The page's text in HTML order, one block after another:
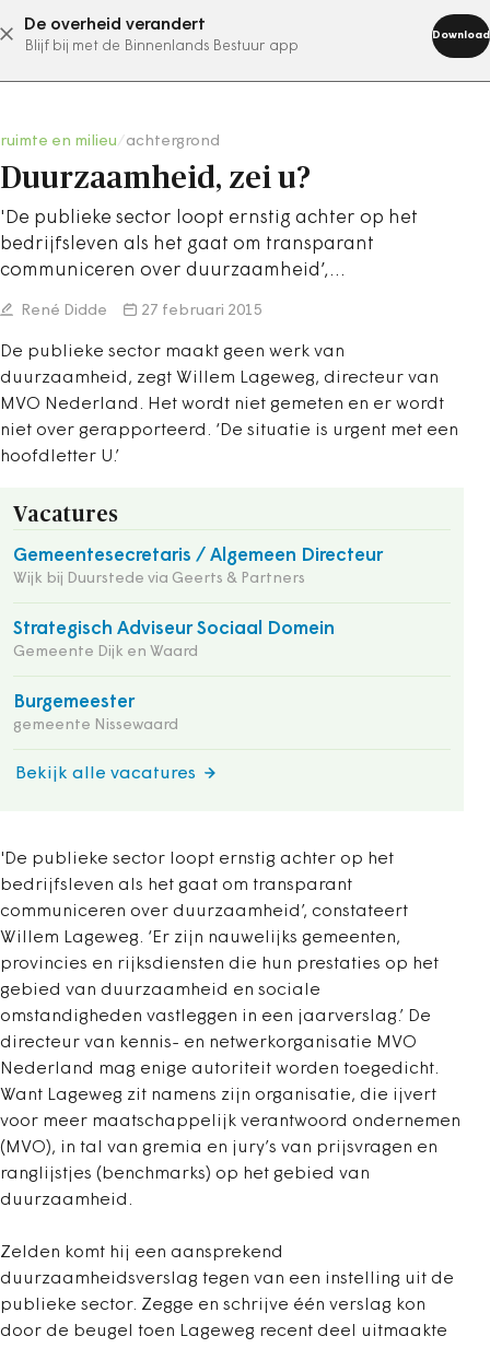
De overheid verandert
Blijf bij met de Binnenlands Bestuur app
Download
abonneer nu
ruimte en milieu achtergrond
Duurzaamheid, zei u?
'De publieke sector loopt ernstig achter op het
bedrijfsleven als het gaat om transparant
communiceren over duurzaamheid’,…
René Didde 27 februari 2015
De publieke sector maakt geen werk van
duurzaamheid, zegt Willem Lageweg, directeur van
MVO Nederland. Het wordt niet gemeten en er wordt
niet over gerapporteerd. ‘De situatie is urgent met een
hoofdletter U.’
Vacatures
Gemeentesecretaris / Algemeen Directeur
Wijk bij Duurstede via Geerts & Partners
Strategisch Adviseur Sociaal Domein
Gemeente Dijk en Waard
Burgemeester
gemeente Nissewaard
Bekijk alle vacatures
'De publieke sector loopt ernstig achter op het
bedrijfsleven als het gaat om transparant
communiceren over duurzaamheid’, constateert
Willem Lageweg. ‘Er zijn nauwelijks gemeenten,
provincies en rijksdiensten die hun prestaties op het
gebied van duurzaamheid en sociale
omstandigheden vastleggen in een jaarverslag.’ De
directeur van kennis- en netwerkorganisatie MVO
Nederland mag enige autoriteit worden toegedicht.
Want Lageweg zit namens zijn organisatie, die ijvert
voor meer maatschappelijk verantwoord ondernemen
(MVO), in tal van gremia en jury’s van prijsvragen en
ranglijstjes (benchmarks) op het gebied van
duurzaamheid.
Zelden komt hij een aansprekend
duurzaamheidsverslag tegen van een instelling uit de
publieke sector. Zegge en schrijve één verslag kon
door de beugel toen Lageweg recent deel uitmaakte